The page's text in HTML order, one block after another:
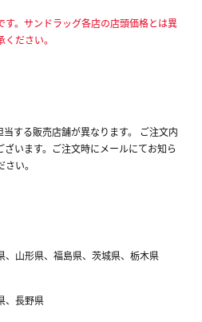
。サンドラッグ各店の店頭価格とは異
ださい。
する販売店舗が異なります。 ご注文内
います。ご注文時にメールにてお知ら
い。
、山形県、福島県、茨城県、栃木県
、長野県